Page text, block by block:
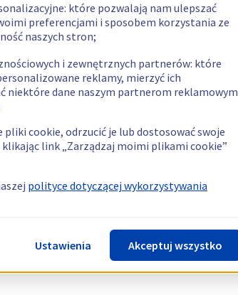
które pozwalają nam ulepszać
preferencjami i sposobem korzystania ze
naszych stron;
i zewnętrznych partnerów: które
reklamy, mierzyć ich
niektóre dane naszym partnerom reklamowym
cookie, odrzucić je lub dostosować swoje
link „Zarządzaj moimi plikami cookie”
polityce dotyczącej wykorzystywania
Ustawienia Akceptuj wszystko